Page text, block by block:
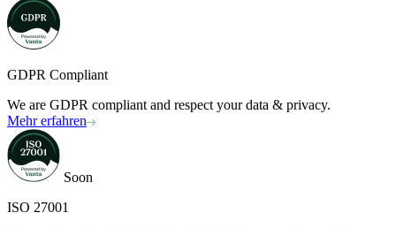
GDPR Compliant
We are GDPR compliant and respect your data & privacy.
Mehr erfahren
Soon
ISO 27001